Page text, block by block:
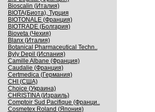
Bioscalin (Италия)
BIOTA(Биота), Турция
BIOTONALE (Франция)
BIOTRADE (Болгария)
Bioveta (Чехия)
Blanx (Италия)
Botanical Pharmaceutical Techn..
Byly Depil (Испания)
Camille Albane (Франция)
Caudalie (Франция)
Certmedica (Германия)
CHI (США)
Choice (Украина)
CHRISTINA (Израиль)
Comptoir Sud Pacifique (Франци..
Cosmetex Roland (Япония)